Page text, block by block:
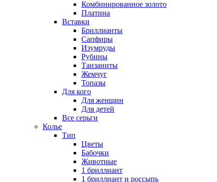
Комбинированное золото
Платина
Вставки
Бриллианты
Сапфиры
Изумруды
Рубины
Танзаниты
Жемчуг
Топазы
Для кого
Для женщин
Для детей
Все серьги
Колье
Тип
Цветы
Бабочки
Животные
1 бриллиант
1 бриллиант и россыпь